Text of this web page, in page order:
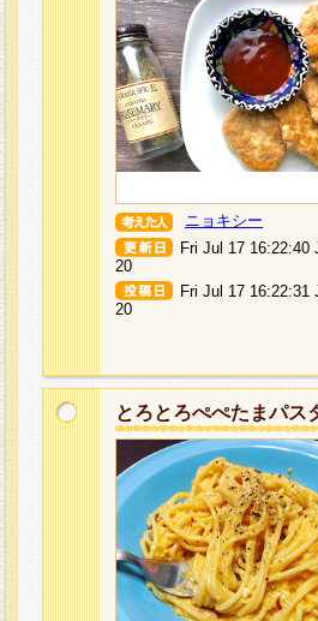
ニョキシー
Fri Jul 17 16:22:40
20
Fri Jul 17 16:22:31
20
とろとろぺぺたまパス